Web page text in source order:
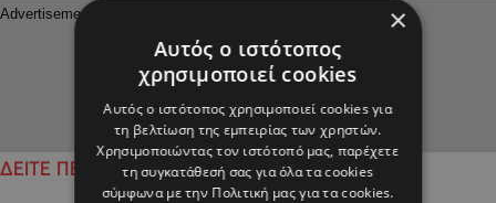
ΔΕΙΤΕ ΠΕΡΙΣΣΟΤΕΡΑ
×
Αυτός ο ιστότοπος
χρησιμοποιεί cookies
Αυτός ο ιστότοπος χρησιμοποιεί cookies για
τη βελτίωση της εμπειρίας των χρηστών.
Χρησιμοποιώντας τον ιστότοπό μας, παρέχετε
τη συγκατάθεσή σας για όλα τα cookies
σύμφωνα με την Πολιτική μας για τα cookies.